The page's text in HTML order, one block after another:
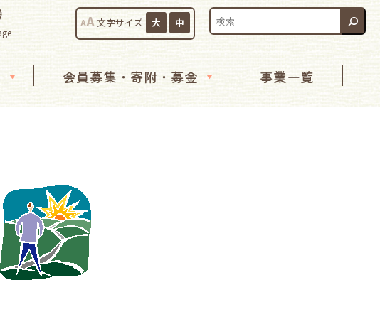
AA文字サイズ 大 中
検索:
会員募集・寄附・募金 事業一覧